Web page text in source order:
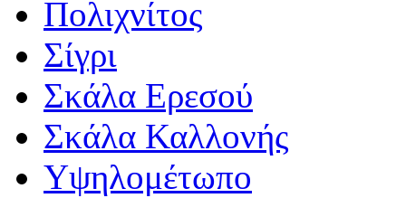
Πολιχνίτος
Σίγρι
Σκάλα Ερεσού
Σκάλα Καλλονής
Υψηλομέτωπο